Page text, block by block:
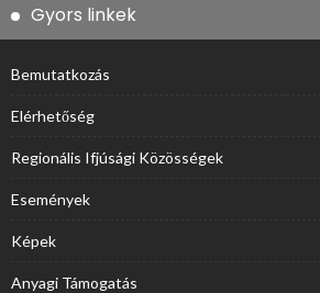
Gyors linkek
Bemutatkozás
Elérhetőség
Regionális Ifjúsági Közösségek
Események
Képek
Anyagi Támogatás